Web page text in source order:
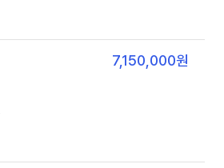
7,150,000원